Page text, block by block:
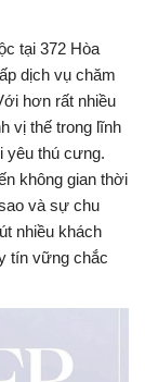
tại 372 Hòa
dịch vụ chăm
hơn rất nhiều
vị thế trong lĩnh
yêu thú cưng.
không gian thời
và sự chu
nhiều khách
tín vững chắc